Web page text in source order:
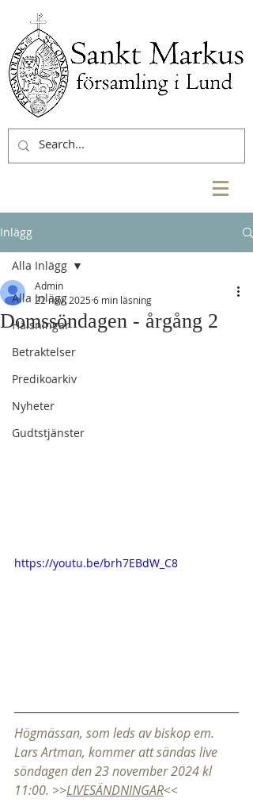
Inlägg
Alla Inlägg
Hälsningar
Betraktelser
Predikoarkiv
Nyheter
Gudtstjänster
Alla Inlägg
Domssöndagen - årgång 2
Admin
22 nov. 2025 6 min läsning
https://youtu.be/brh7EBdW_C8
Högmässan, som leds av biskop em.
Lars Artman, kommer att sändas live
söndagen den 23 november 2024 kl
11:00. >>LIVESÄNDNINGAR<<